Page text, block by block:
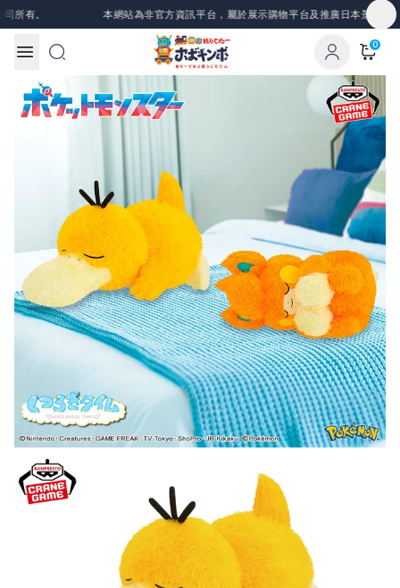
Skip to content
有。 本網站為非官方資訊平台，屬於展示購物平台及推廣日本景品、一
0